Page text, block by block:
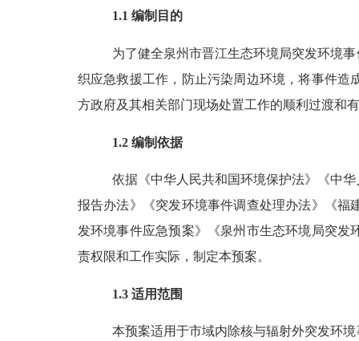
1.1 编制目的
为了健全泉州市晋江生态环境局突发环境
织应急救援工作，防止污染周边环境，将事件
方政府及其相关部门现场处置工作的顺利过渡和
1.2 编制依据
依据《中华人民共和国环境保护法》《中
报告办法》《突发环境事件调查处理办法》《福
发环境事件应急预案》《泉州市生态环境局突
责权限和工作实际，制定本预案。
1.3 适用范围
本预案适用于市域内除核与辐射外突发环